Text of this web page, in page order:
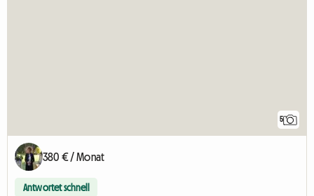
5
380 € / Monat
Antwortet schnell